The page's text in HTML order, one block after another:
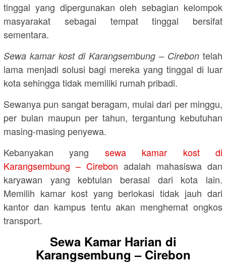
tinggal yang dipergunakan oleh sebagian kelompok
masyarakat sebagai tempat tinggal bersifat
sementara.
Sewa kamar kost di Karangsembung – Cirebon telah
lama menjadi solusi bagi mereka yang tinggal di luar
kota sehingga tidak memiliki rumah pribadi.
Sewanya pun sangat beragam, mulai dari per minggu,
per bulan maupun per tahun, tergantung kebutuhan
masing-masing penyewa.
Kebanyakan yang sewa kamar kost di
Karangsembung – Cirebon adalah mahasiswa dan
karyawan yang kebtulan berasal dari kota lain.
Memilih kamar kost yang berlokasi tidak jauh dari
kantor dan kampus tentu akan menghemat ongkos
transport.
Sewa Kamar Harian di
Karangsembung – Cirebon